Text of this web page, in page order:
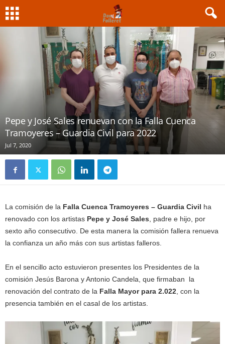
Pepe y José Sales renuevan con la Falla Cuenca
Tramoyeres – Guardia Civil para 2022
Jul 7, 2020
La comisión de la Falla Cuenca Tramoyeres – Guardia Civil ha
renovado con los artistas Pepe y José Sales, padre e hijo, por
sexto año consecutivo. De esta manera la comisión fallera renueva
la confianza un año más con sus artistas falleros.
En el sencillo acto estuvieron presentes los Presidentes de la
comisión Jesús Barona y Antonio Candela, que firmaban la
renovación del contrato de la Falla Mayor para 2.022, con la
presencia también en el casal de los artistas.